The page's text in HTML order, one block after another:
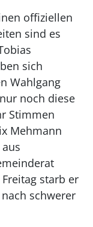
offiziellen
sind es
sich
Wahlgang
noch diese
Stimmen
Mehmann
starb er
schwerer